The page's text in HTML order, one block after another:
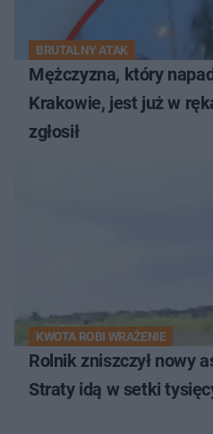
BRUTALNY ATAK
Mężczyzna, który
Krakowie, jest już w
zgłosił
KWOTA ROBI WRAŻENIE
Rolnik zniszczył nowy
Straty idą w setki